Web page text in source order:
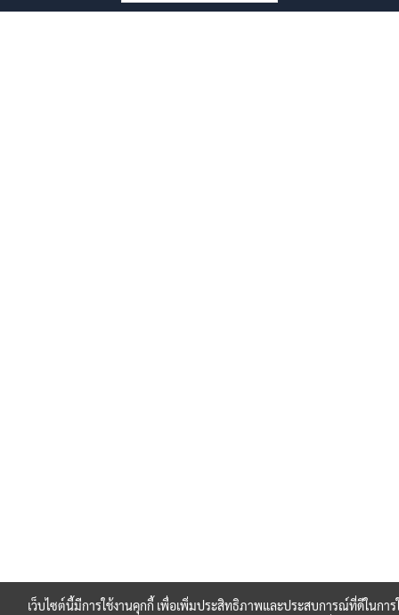
เว็บไซต์นี้มีการใช้งานคุกกี้ เพื่อเพิ่มประสิทธิภาพและประสบการณ์ที่ดีในการ